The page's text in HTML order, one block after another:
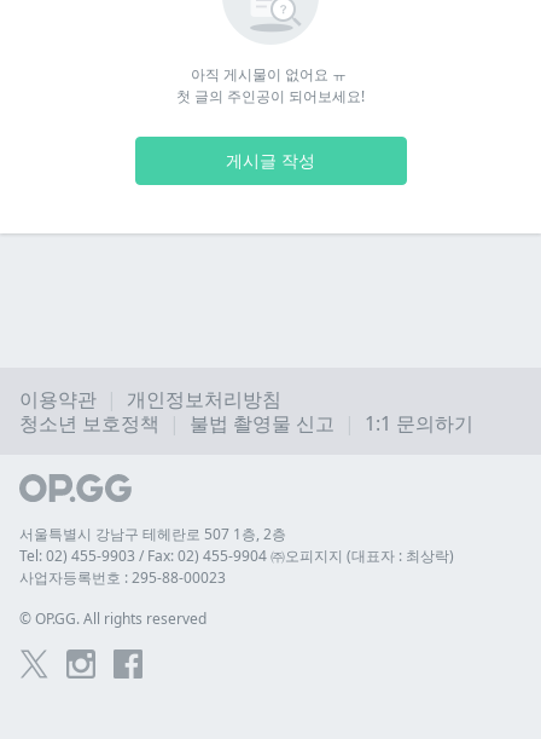
아직 게시물이 없어요 ㅠ
첫 글의 주인공이 되어보세요!
게시글 작성
이용약관
개인정보처리방침
청소년 보호정책
불법 촬영물 신고 1:1 문의하기
서울특별시 강남구 테헤란로 507 1층, 2층
Tel: 02) 455-9903 / Fax: 02) 455-9904 ㈜오피지지 (대표자 : 최상락)
사업자등록번호 : 295-88-00023
© OP.GG. All rights reserved